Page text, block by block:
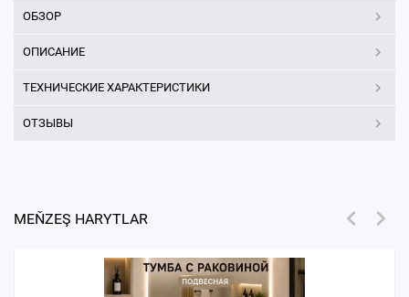
ОБЗОР
ОПИСАНИЕ
ТЕХНИЧЕСКИЕ ХАРАКТЕРИСТИКИ
ОТЗЫВЫ
MEŇZEŞ HARYTLAR